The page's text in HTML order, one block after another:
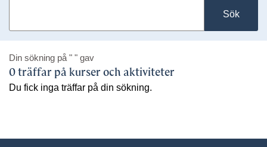
Sök
Din sökning på " " gav
0 träffar på kurser och aktiviteter
Du fick inga träffar på din sökning.